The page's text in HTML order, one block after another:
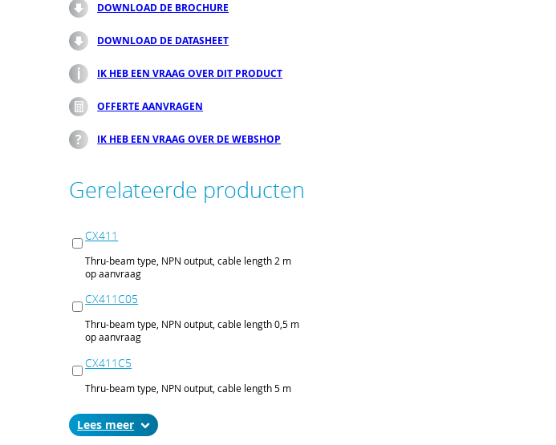
DOWNLOAD DE BROCHURE
DOWNLOAD DE DATASHEET
IK HEB EEN VRAAG OVER DIT PRODUCT
OFFERTE AANVRAGEN
IK HEB EEN VRAAG OVER DE WEBSHOP
Gerelateerde producten
CX411
Thru-beam type, NPN output, cable length 2 m
op aanvraag
CX411C05
Thru-beam type, NPN output, cable length 0,5 m
op aanvraag
CX411C5
Thru-beam type, NPN output, cable length 5 m
CX411J
Lees